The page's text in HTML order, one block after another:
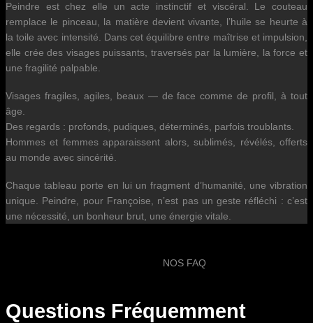
Peindre est chez elle un acte instinctif et viscéral. Le couteau
remplace le pinceau, la matière devient vivante, l’huile se heurte à
la toile avec intensité. Dans cet équilibre entre maîtrise et impulsion,
elle crée des visages puissants, traversés par la lumière, la force et
une fragilité palpable.
Visages fragiles, agiles, beaux — de face comme de profil, à tout
âge.
Des regards : profonds, pudiques, déterminés, parfois troublants.
Hommes et femmes apparaissent alors, sublimés, révélés, offerts
au monde avec sincérité.
Chaque tableau porte en lui un fragment d’humanité, une vibration
unique. Peindre, pour Françoise, n’est pas un geste réfléchi : c’est
une nécessité, un bonheur brut, une énergie vitale.
NOS FAQ
Questions Fréquemment